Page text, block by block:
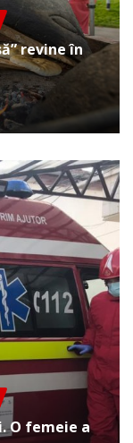
revine în
O femeie a